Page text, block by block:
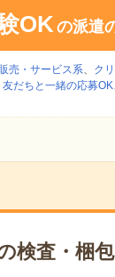
OKの派遣
売・サービス系、 ク
友だちと一緒の応募OK
検査・梱